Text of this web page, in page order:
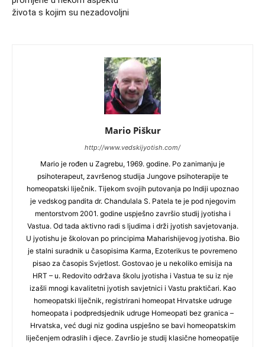
života s kojim su nezadovoljni
Mario Piškur
http://www.vedskijyotish.com/
Mario je rođen u Zagrebu, 1969. godine. Po zanimanju je
psihoterapeut, završenog studija Jungove psihoterapije te
homeopatski liječnik. Tijekom svojih putovanja po Indiji upoznao
je vedskog pandita dr. Chandulala S. Patela te je pod njegovim
mentorstvom 2001. godine uspješno završio studij jyotisha i
Vastua. Od tada aktivno radi s ljudima i drži jyotish savjetovanja.
U jyotishu je školovan po principima Maharishijevog jyotisha. Bio
je stalni suradnik u časopisima Karma, Ezoterikus te povremeno
pisao za časopis Svjetlost. Gostovao je u nekoliko emisija na
HRT – u. Redovito održava školu jyotisha i Vastua te su iz nje
izašli mnogi kavalitetni jyotish savjetnici i Vastu praktičari. Kao
homeopatski liječnik, registrirani homeopat Hrvatske udruge
homeopata i podpredsjednik udruge Homeopati bez granica –
Hrvatska, već dugi niz godina uspješno se bavi homeopatskim
liječenjem odraslih i djece. Završio je studij klasične homeopatije